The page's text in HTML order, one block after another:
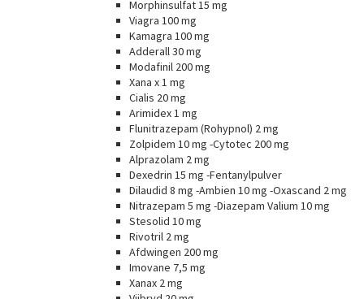
Morphinsulfat 15 mg
Viagra 100 mg
Kamagra 100 mg
Adderall 30 mg
Modafinil 200 mg
Xana x 1 mg
Cialis 20 mg
Arimidex 1 mg
Flunitrazepam (Rohypnol) 2 mg
Zolpidem 10 mg -Cytotec 200 mg
Alprazolam 2 mg
Dexedrin 15 mg -Fentanylpulver
Dilaudid 8 mg -Ambien 10 mg -Oxascand 2 mg
Nitrazepam 5 mg -Diazepam Valium 10 mg
Stesolid 10 mg
Rivotril 2 mg
Afdwingen 200 mg
Imovane 7,5 mg
Xanax 2 mg